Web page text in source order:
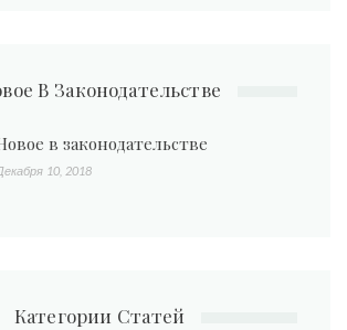
В Законодательстве
в законодательстве
10, 2018
Категории Статей